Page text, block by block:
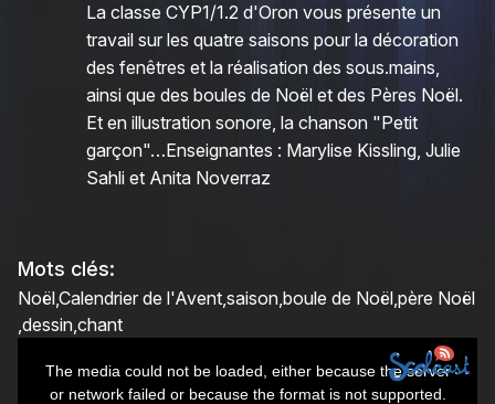
La classe CYP1/1.2 d'Oron vous présente un
travail sur les quatre saisons pour la décoration
des fenêtres et la réalisation des sous.mains,
ainsi que des boules de Noël et des Pères Noël.
Et en illustration sonore, la chanson "Petit
garçon"…Enseignantes : Marylise Kissling, Julie
Sahli et Anita Noverraz
Mots clés:
NoëlCalendrier de l'Avent saison boule de Noël père Noël
dessin chant
The media could not be loaded, either because the server
or network failed or because the format is not supported.